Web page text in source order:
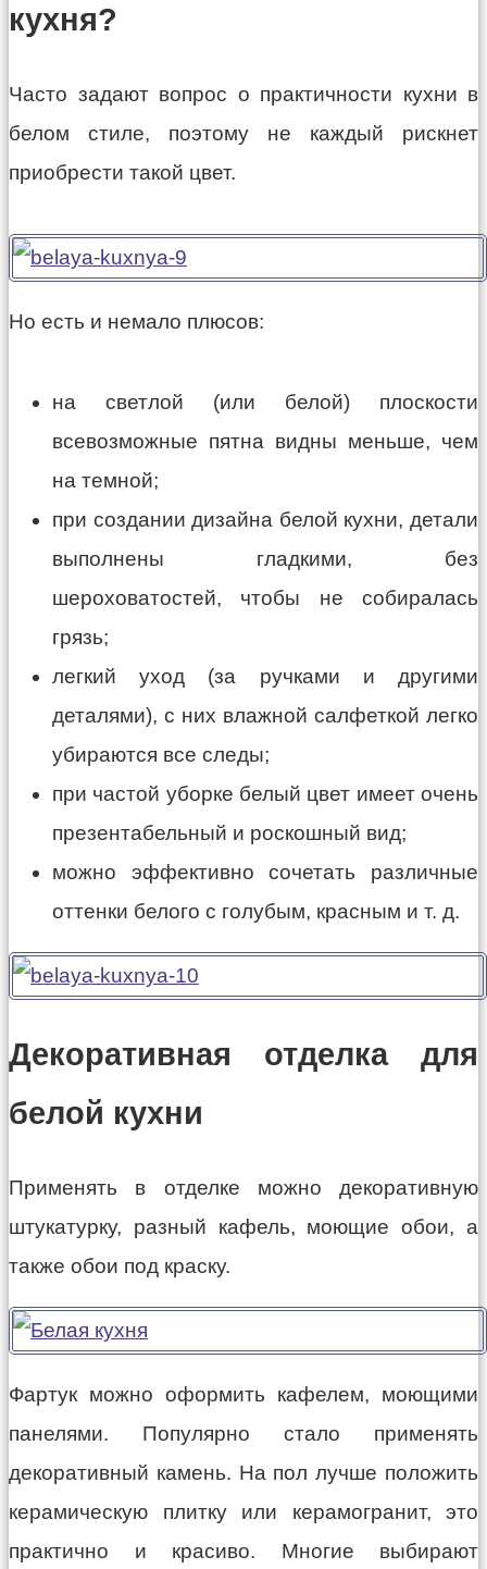
кухня?
Часто задают вопрос о практичности кухни в
белом стиле, поэтому не каждый рискнет
приобрести такой цвет.
Но есть и немало плюсов:
на светлой (или белой) плоскости
всевозможные пятна видны меньше, чем
на темной;
при создании дизайна белой кухни, детали
выполнены гладкими, без
шероховатостей, чтобы не собиралась
грязь;
легкий уход (за ручками и другими
деталями), с них влажной салфеткой легко
убираются все следы;
при частой уборке белый цвет имеет очень
презентабельный и роскошный вид;
можно эффективно сочетать различные
оттенки белого с голубым, красным и т. д.
Декоративная отделка для
белой кухни
Применять в отделке можно декоративную
штукатурку, разный кафель, моющие обои, а
также обои под краску.
Фартук можно оформить кафелем, моющими
панелями. Популярно стало применять
декоративный камень. На пол лучше положить
керамическую плитку или керамогранит, это
практично и красиво. Многие выбирают